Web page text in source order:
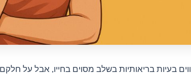
בעיות בריאותיות בשלב מסוים בחייו, אבל על